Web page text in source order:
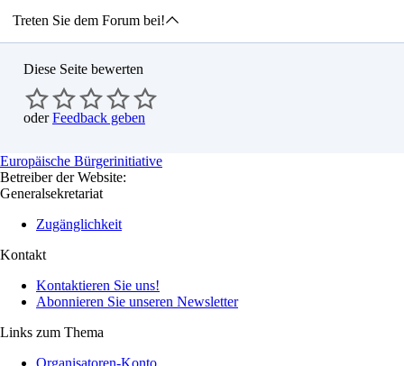
Treten Sie dem Forum bei!
Diese Seite bewerten
oderFeedback geben
Europäische Bürgerinitiative
Betreiber der Website:
Generalsekretariat
Zugänglichkeit
Kontakt
Kontaktieren Sie uns!
Abonnieren Sie unseren Newsletter
Links zum Thema